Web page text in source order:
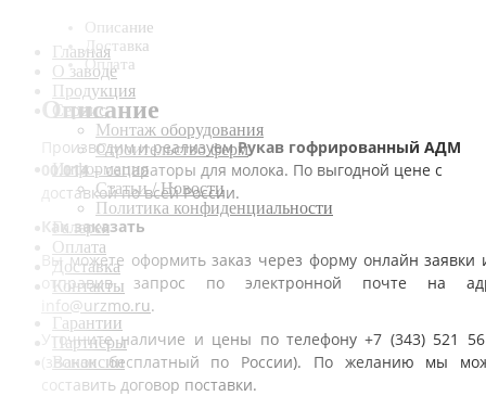
Главная
О заводе
Продукция
Сервис
Монтаж оборудования
Строительство ферм
Информация
Статьи / Новости
Политика конфиденциальности
Галерея
Оплата
Доставка
Контакты
Гарантии
Партнеры
Вакансии
Описание
Доставка
Оплата
Описание
Производим и реализуемРукав гофрированный АДМ
00.014– сепараторы для молока. По выгодной цене с
доставкой по всей России.
Как заказать
Вы можете оформить заказ через форму онлайн заявки
отправив запрос по электронной почте на
info@urzmo.ru.
Уточните наличие и цены по телефону +7 (343) 521
(звонок бесплатный по России). По желанию мы
составить договор поставки.